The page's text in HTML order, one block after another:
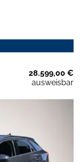
28.599,00 €
ausweisbar